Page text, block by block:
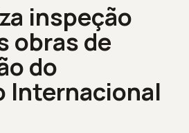
inspeção
obras de
do
Internacional